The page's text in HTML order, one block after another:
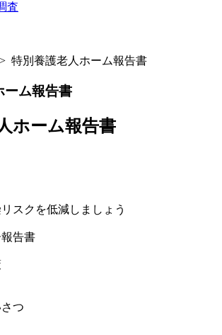
査
特別養護老人ホーム報告書
ーム報告書
ホーム報告書
スクを低減しましょう
告書
つ